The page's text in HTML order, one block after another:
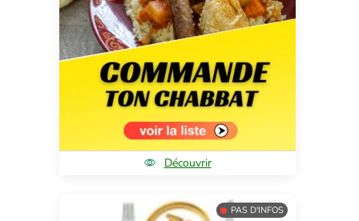
Découvrir
PAS D'INFOS